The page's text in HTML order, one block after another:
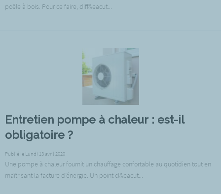
poêle à bois. Pour ce faire, diff&eacut...
Entretien pompe à chaleur : est-il
obligatoire ?
Publié le Lundi 13 avril 2020
Une pompe à chaleur fournit un chauffage confortable au quotidien tout en
maîtrisant la facture d’énergie. Un point cl&eacut...